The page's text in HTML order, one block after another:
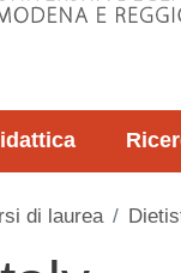
di laurea